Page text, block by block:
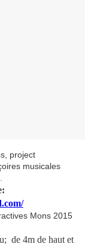
de 4m de haut et